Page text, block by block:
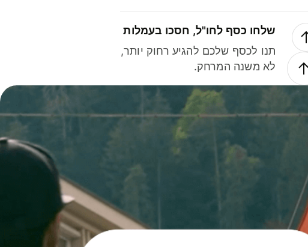
שלחו כסף לחו"ל, חסכו בעמלות
תנו לכסף שלכם להגיע רחוק יותר,
לא משנה המרחק.